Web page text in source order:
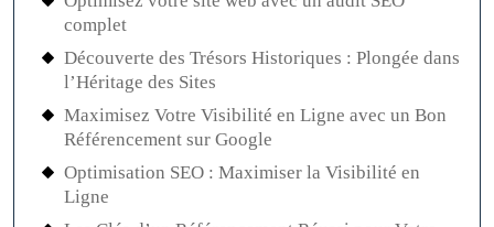
complet
Découverte des Trésors Historiques : Plongée dans
l’Héritage des Sites
Maximisez Votre Visibilité en Ligne avec un Bon
Référencement sur Google
Optimisation SEO : Maximiser la Visibilité en
Ligne